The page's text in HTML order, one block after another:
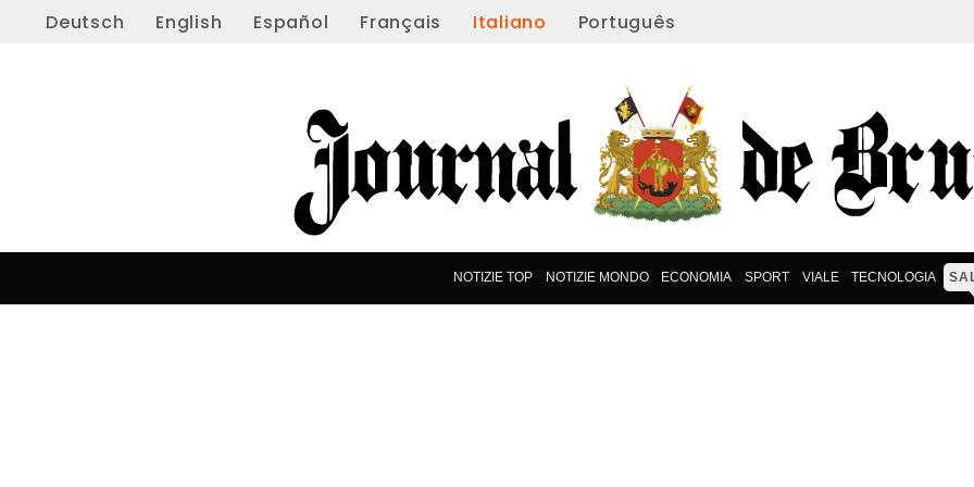
Deutsch English Español Français Italiano Português
NOTIZIE TOP NOTIZIE MONDO ECONOMIA SPORT VIALE TECNOLOGIA